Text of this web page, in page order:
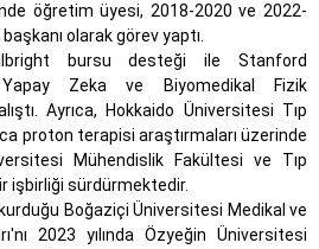
öğretim üyesi, 2018-2020 ve 2022-
olarak görev yaptı.
bursu desteği ile Stanford
Zeka ve Biyomedikal Fizik
Ayrıca, Hokkaido Üniversitesi Tıp
proton terapisi araştırmaları üzerinde
Mühendislik Fakültesi ve Tıp
işbirliği sürdürmektedir.
kurduğu Boğaziçi Üniversitesi Medikal ve
2023 yılında Özyeğin Üniversitesi